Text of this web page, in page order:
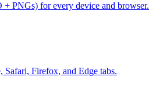
PNGs) for every device and browser.
Firefox, and Edge tabs.